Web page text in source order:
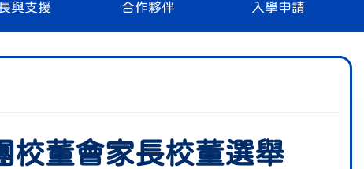
與支援 合作夥伴 入學申請
校董會家長校董選舉